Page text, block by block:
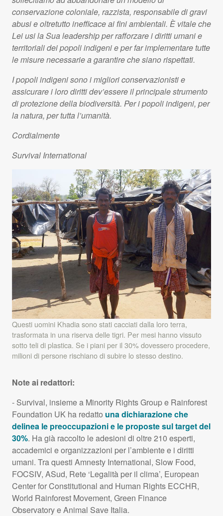
conservazione coloniale, razzista, responsabile di gravi
abusi e oltretutto inefficace ai fini ambientali. È vitale che
Lei usi la Sua leadership per rafforzare i diritti umani e
territoriali dei popoli indigeni e per far implementare tutte
le misure necessarie a garantire che siano rispettati.
I popoli indigeni sono i migliori conservazionisti e
assicurare i loro diritti dev’essere il principale strumento
di protezione della biodiversità. Per i popoli indigeni, per
la natura, per tutta l’umanità.
Cordialmente
Survival International
Questi uomini Khadia sono stati cacciati dalla loro terra,
trasformata in una riserva delle tigri. Per mesi hanno vissuto
sotto teli di plastica. Se i piani per il 30% dovessero procedere,
milioni di persone rischiano di subire lo stesso destino.
Note ai redattori:
- Survival, insieme a Minority Rights Group e Rainforest
Foundation UK ha redatto una dichiarazione che
delinea le preoccupazioni e le proposte sul target del
30%. Ha già raccolto le adesioni di oltre 210 esperti,
accademici e organizzazioni per l’ambiente e i diritti
umani. Tra questi Amnesty International, Slow Food,
FOCSIV, ASud, Rete ‘Legalità per il clima’, European
Center for Constitutional and Human Rights ECCHR,
World Rainforest Movement, Green Finance
Observatory e Animal Save Italia.